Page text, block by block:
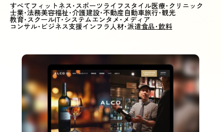
すべて フィットネス･スポーツ ライフスタイル医療･クリニック
士業･法務美容福祉･介護建設･不動産自動車旅行･観光
教育･スクールIT･システムエンタメ･メディア
コンサル･ビジネス支援インフラ人材･派遣食品･飲料